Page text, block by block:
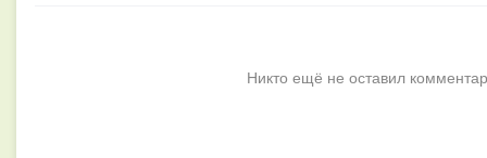
Никто ещё не оставил